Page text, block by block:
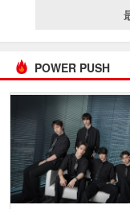
POWER PUSH